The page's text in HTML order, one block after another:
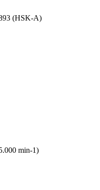
(HSK-A)
min-1)